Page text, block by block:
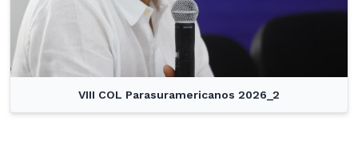
VIII COL Parasuramericanos 2026_2